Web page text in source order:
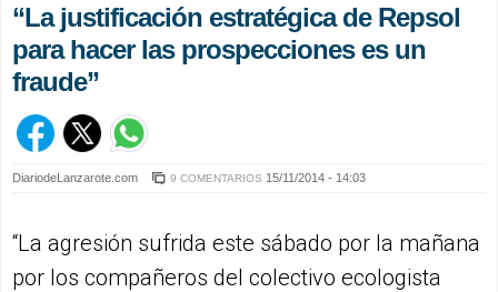
“La justificación estratégica de Repsol
para hacer las prospecciones es un
fraude”
DiariodeLanzarote.com 9 COMENTARIOS 15/11/2014 - 14:03
“La agresión sufrida este sábado por la mañana
por los compañeros del colectivo ecologista